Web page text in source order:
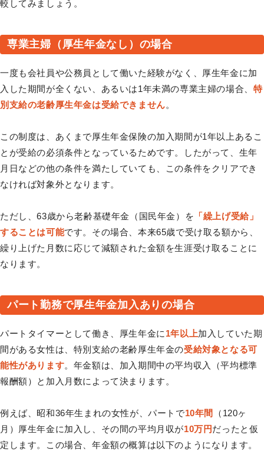
較してみましょう。
専業主婦（厚生年金なし）の場合
一度も会社員や公務員として働いた経験がなく、厚生年金に加
入した期間が全くない、あるいは1年未満の専業主婦の場合、 特
別支給の老齢厚生年金は受給できません。
この制度は、あくまで厚生年金保険の加入期間が1年以上あるこ
とが受給の必須条件となっているためです。したがって、生年
月日などの他の条件を満たしていても、この条件をクリアでき
なければ対象外となります。
ただし、63歳から老齢基礎年金（国民年金）を 「繰上げ受給」
することは可能です。その場合、本来65歳で受け取る額から、
繰り上げた月数に応じて減額された金額を生涯受け取ることに
なります。
パート勤務で厚生年金加入ありの場合
パートタイマーとして働き、厚生年金に 1年以上加入していた期
間がある女性は、特別支給の老齢厚生年金の受給対象となる可
能性があります。年金額は、加入期間中の平均収入（平均標準
報酬額）と加入月数によって決まります。
例えば、昭和36年生まれの女性が、パートで10年間
（120ヶ
月）厚生年金に加入し、その間の平均月収が10万円だったと仮
定します。この場合、年金額の概算は以下のようになります。